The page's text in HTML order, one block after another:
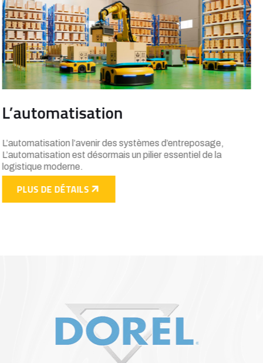
Gravitex 3D
Le Gravitex 3D est un système Radio Shuttle Rack breveté
conçu pour offrir une efficacité et une fiabilité inégalées dans
la gestion des palettes en entrepôt.
PLUS DE DÉTAILS